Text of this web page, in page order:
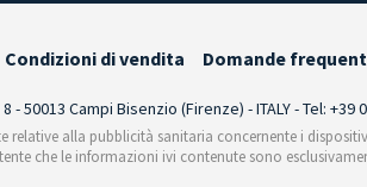
Condizioni di vendita Domande
- 50013 Campi Bisenzio (Firenze) - ITALY - Tel: +39
relative alla pubblicità sanitaria concernente i
che le informazioni ivi contenute sono